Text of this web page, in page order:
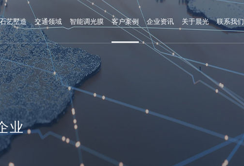
艺墅造 交通领域 智能调光膜 客户案例 企业资讯 关于晨光 联系我们
业